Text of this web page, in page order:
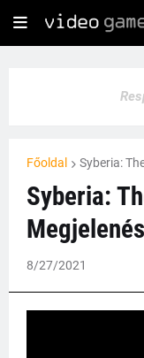
Főoldal Syberia:
Syberia:
8/27/2021